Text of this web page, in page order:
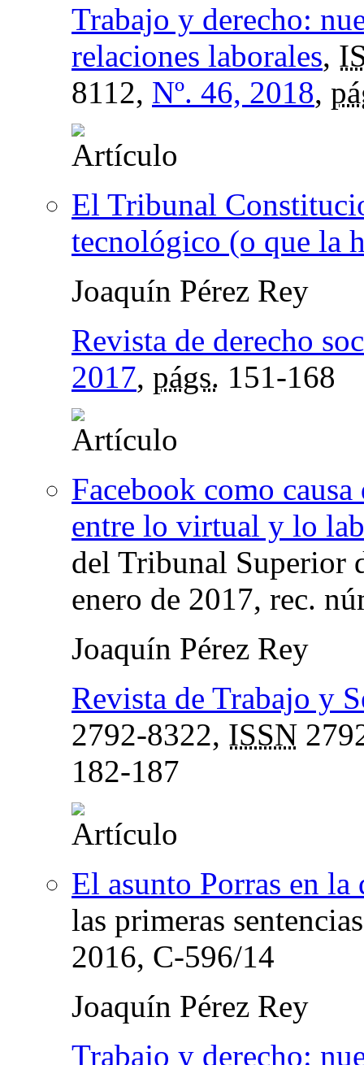
Trabajo y derecho:
relaciones laborales,
8112, Nº. 46, 2018,
El Tribunal
tecnológico (o que la
Joaquín Pérez Rey
Revista de derecho
2017, págs. 151-168
Facebook como
entre lo virtual y lo
del Tribunal Superior
enero de 2017, rec.
Joaquín Pérez Rey
Revista de Trabajo y
2792-8322, ISSN
182-187
El asunto Porras en
las primeras
2016, C-596/14
Joaquín Pérez Rey
Trabajo y derecho: